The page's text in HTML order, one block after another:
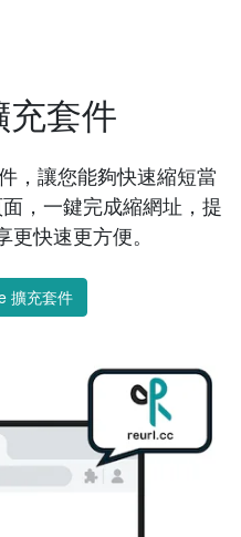
套件
，讓您能夠快速縮短當
，一鍵完成縮網址，提
快速更方便。
擴充套件